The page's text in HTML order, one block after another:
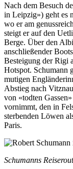
Nach dem Besuch
in Leipzig») geht es
wo er am
steigt er auf den
Berge. Über den
anschließender
Besteigung der Rigi
Hotspot. Schumann
mutigen
Abstieg nach
von «todten
vornimmt, den in
sterbenden Löwen
Paris.
Schumanns